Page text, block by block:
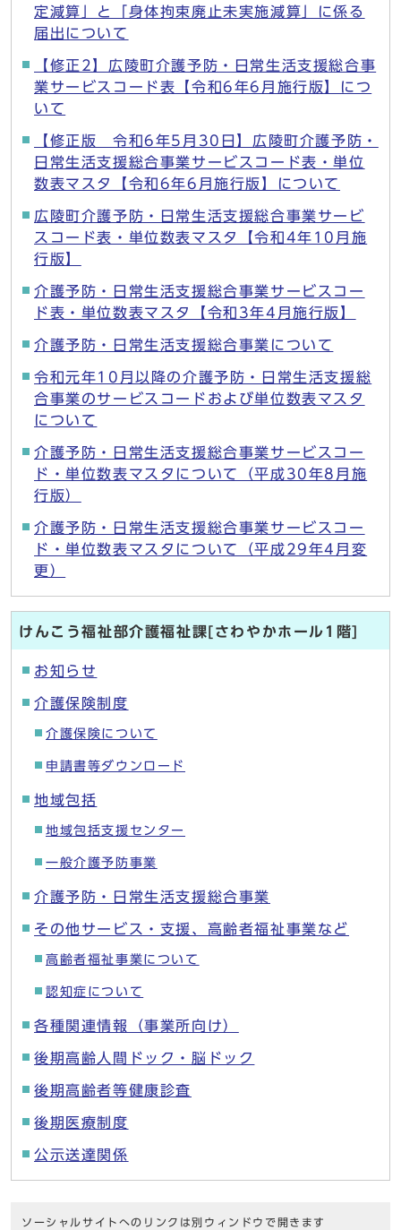
定減算」と「身体拘束廃止未実施減算」に係る
届出について
【修正2】広陵町介護予防・日常生活支援総合事
業サービスコード表【令和6年6月施行版】につ
いて
【修正版 令和6年5月30日】広陵町介護予防・
日常生活支援総合事業サービスコード表・単位
数表マスタ【令和6年6月施行版】について
広陵町介護予防・日常生活支援総合事業サービ
スコード表・単位数表マスタ【令和4年10月施
行版】
介護予防・日常生活支援総合事業サービスコー
ド表・単位数表マスタ【令和3年4月施行版】
介護予防・日常生活支援総合事業について
令和元年10月以降の介護予防・日常生活支援総
合事業のサービスコードおよび単位数表マスタ
について
介護予防・日常生活支援総合事業サービスコー
ド・単位数表マスタについて（平成30年8月施
行版）
介護予防・日常生活支援総合事業サービスコー
ド・単位数表マスタについて（平成29年4月変
更）
けんこう福祉部介護福祉課[さわやかホール1階]
お知らせ
介護保険制度
介護保険について
申請書等ダウンロード
地域包括
地域包括支援センター
一般介護予防事業
介護予防・日常生活支援総合事業
その他サービス・支援、高齢者福祉事業など
高齢者福祉事業について
認知症について
各種関連情報（事業所向け）
後期高齢人間ドック・脳ドック
後期高齢者等健康診査
後期医療制度
公示送達関係
ソーシャルサイトへのリンクは別ウィンドウで開きます